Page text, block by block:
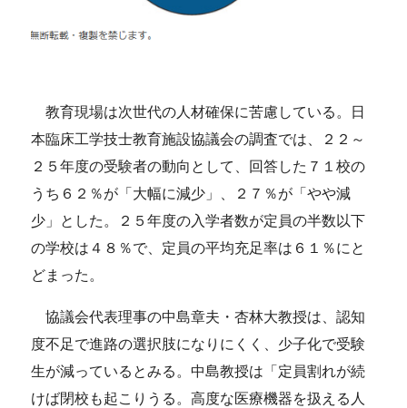
教育現場は次世代の人材確保に苦慮している。日
本臨床工学技士教育施設協議会の調査では、２２～
２５年度の受験者の動向として、回答した７１校の
うち６２％が「大幅に減少」、２７％が「やや減
少」とした。２５年度の入学者数が定員の半数以下
の学校は４８％で、定員の平均充足率は６１％にと
どまった。
協議会代表理事の中島章夫・杏林大教授は、認知
度不足で進路の選択肢になりにくく、少子化で受験
生が減っているとみる。中島教授は「定員割れが続
けば閉校も起こりうる。高度な医療機器を扱える人